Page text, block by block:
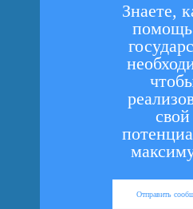
Знаете,
свой
Отправить